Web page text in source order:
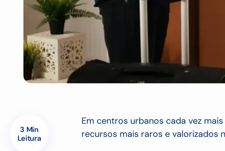
3 Min
Leitura
Em centros urbanos cada vez
recursos mais raros e valorizados